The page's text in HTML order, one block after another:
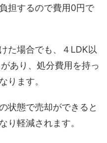
担するので費用0円で
た場合でも、４LDK以
あり、処分費用を持っ
ります。
状態で売却ができると
り軽減されます。